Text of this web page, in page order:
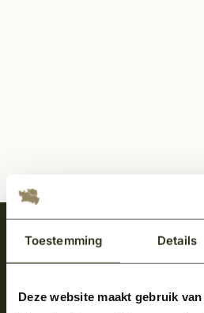
Toestemming Details
Deze website maakt gebruik
Meld je aan en ontvang
over onze kempische
Aanmelden voor de nieuwsbrief